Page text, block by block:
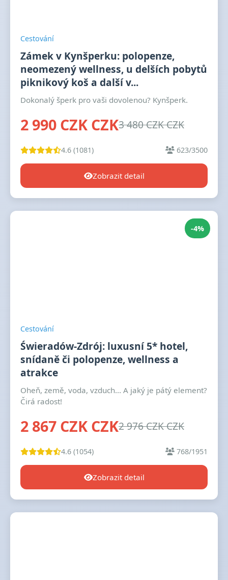
Cestování
Zámek v Kynšperku: polopenze,
neomezený wellness, u delších pobytů
piknikový koš a další v...
Dokonalý šperk pro vaši dovolenou? Kynšperk.
2 990 CZK CZK3 480 CZK CZK
4.6 (1081) 623/3500
Zobrazit detail
-4%
Cestování
Świeradów-Zdrój: luxusní 5* hotel,
snídaně či polopenze, wellness a
atrakce
Oheň, země, voda, vzduch... A jaký je pátý element?
Čirá radost!
2 867 CZK CZK2 976 CZK CZK
4.6 (1054) 768/1951
Zobrazit detail